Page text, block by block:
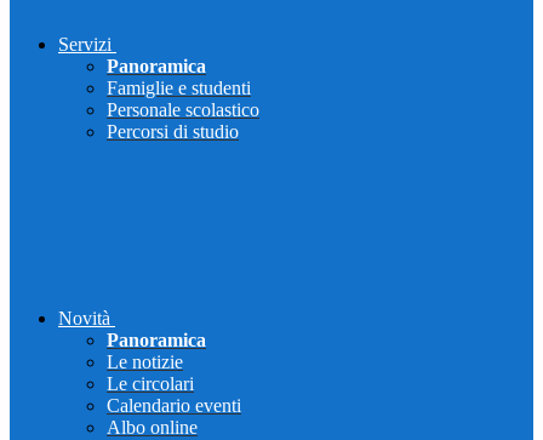
Servizi
Panoramica
Famiglie e studenti
Personale scolastico
Percorsi di studio
Novità
Panoramica
Le notizie
Le circolari
Calendario eventi
Albo online